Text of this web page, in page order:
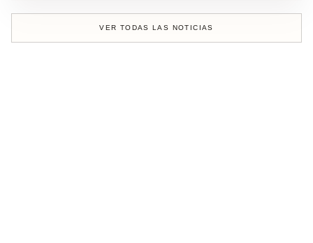
VER TODAS LAS NOTICIAS